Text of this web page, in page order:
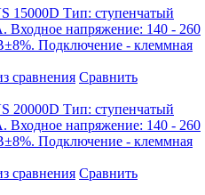
15000D Тип: ступенчатый
Входное напряжение: 140 - 260
Подключение - клеммная
сравнения Сравнить
20000D Тип: ступенчатый
Входное напряжение: 140 - 260
Подключение - клеммная
сравнения Сравнить